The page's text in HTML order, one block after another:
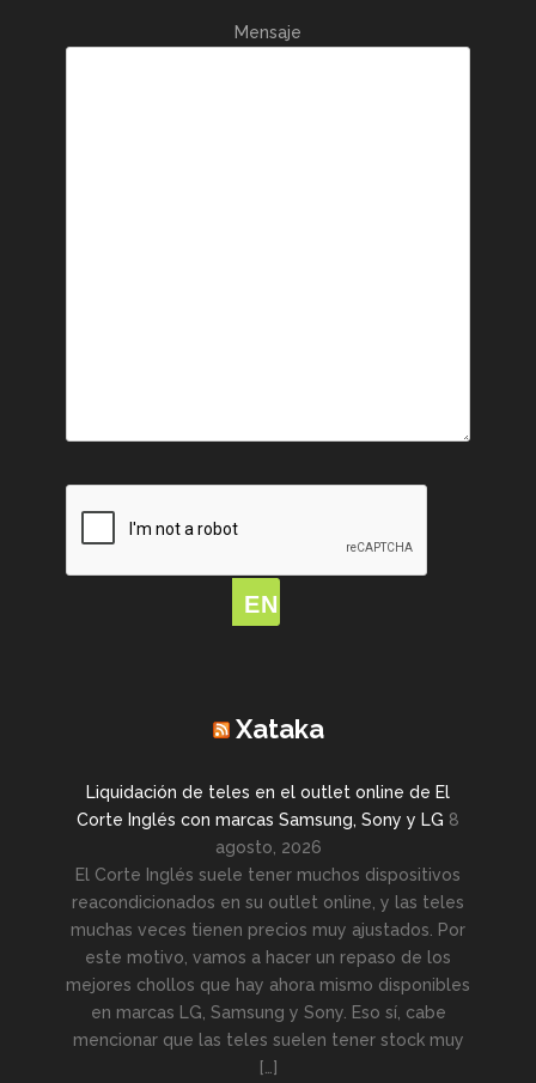
Mensaje
Xataka
Liquidación de teles en el outlet online de El
Corte Inglés con marcas Samsung, Sony y LG 8
agosto, 2026
El Corte Inglés suele tener muchos dispositivos
reacondicionados en su outlet online, y las teles
muchas veces tienen precios muy ajustados. Por
este motivo, vamos a hacer un repaso de los
mejores chollos que hay ahora mismo disponibles
en marcas LG, Samsung y Sony. Eso sí, cabe
mencionar que las teles suelen tener stock muy
[…]